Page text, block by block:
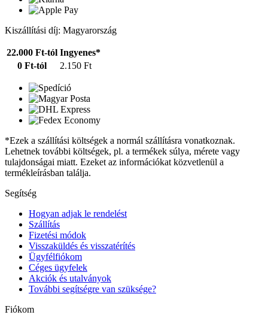
Kiszállítási díj: Magyarország
22.000 Ft-tól Ingyenes*
0 Ft-tól
2.150 Ft
*Ezek a szállítási költségek a normál szállításra vonatkoznak.
Lehetnek további költségek, pl. a termékek súlya, mérete vagy
tulajdonságai miatt. Ezeket az információkat közvetlenül a
termékleírásban találja.
Segítség
Hogyan adjak le rendelést
Szállítás
Fizetési módok
Visszaküldés és visszatérítés
Ügyfélfiókom
Céges ügyfelek
Akciók és utalványok
További segítségre van szüksége?
Fiókom